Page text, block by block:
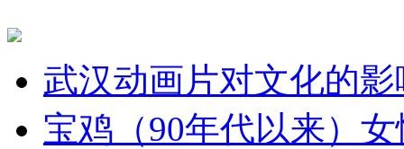
武汉动画片对文化的影
宝鸡（90年代以来）